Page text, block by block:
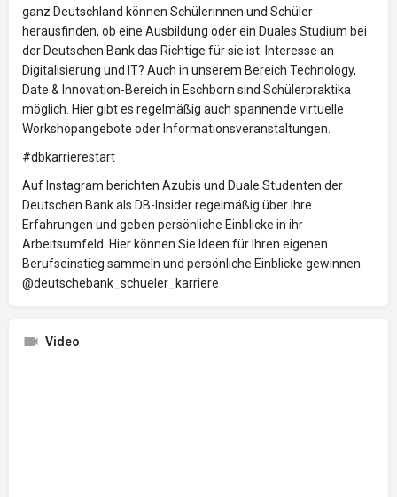
ganz Deutschland können Schülerinnen und Schüler
herausfinden, ob eine Ausbildung oder ein Duales Studium bei
der Deutschen Bank das Richtige für sie ist. Interesse an
Digitalisierung und IT? Auch in unserem Bereich Technology,
Date & Innovation-Bereich in Eschborn sind Schülerpraktika
möglich. Hier gibt es regelmäßig auch spannende virtuelle
Workshopangebote oder Informationsveranstaltungen.
#dbkarrierestart
Auf Instagram berichten Azubis und Duale Studenten der
Deutschen Bank als DB-Insider regelmäßig über ihre
Erfahrungen und geben persönliche Einblicke in ihr
Arbeitsumfeld. Hier können Sie Ideen für Ihren eigenen
Berufseinstieg sammeln und persönliche Einblicke gewinnen.
@deutschebank_schueler_karriere
Video